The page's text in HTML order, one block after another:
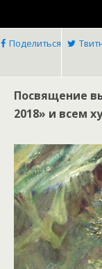
Поделиться
Посвящение
2018» и всем